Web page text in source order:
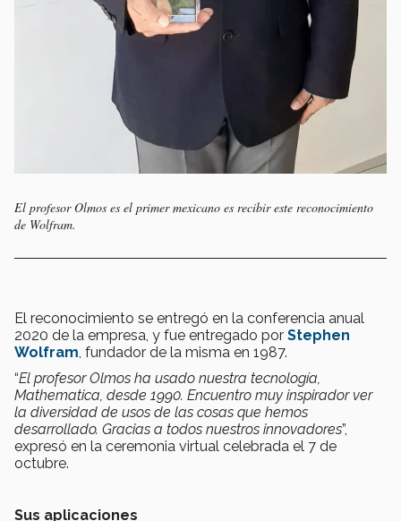
El profesor Olmos es el primer mexicano es recibir este reconocimiento
de Wolfram.
El reconocimiento se entregó en la conferencia anual
2020 de la empresa, y fue entregado por Stephen
Wolfram , fundador de la misma en 1987.
“El profesor Olmos ha usado nuestra tecnología,
Mathematica, desde 1990. Encuentro muy inspirador ver
la diversidad de usos de las cosas que hemos
desarrollado. Gracias a todos nuestros innovadores”,
expresó en la ceremonia virtual celebrada el 7 de
octubre.
Sus aplicaciones